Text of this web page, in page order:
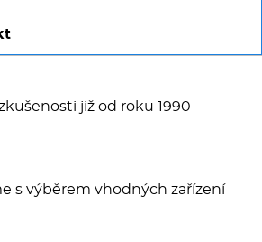
již od roku 1990
s výběrem vhodných zařízení